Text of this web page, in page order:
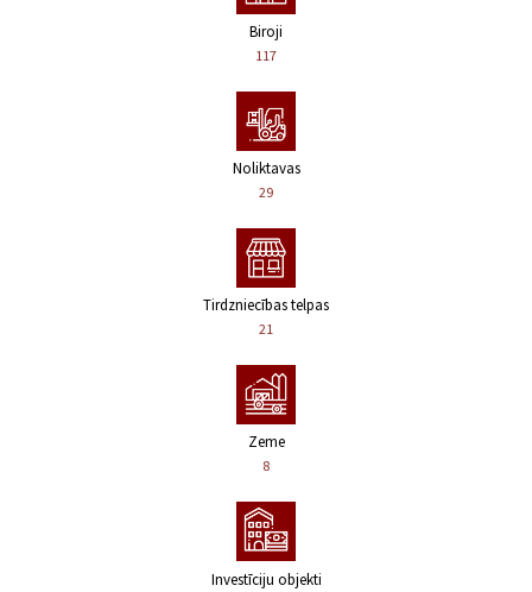
Biroji
117
Noliktavas
29
Tirdzniecības telpas
21
Zeme
8
Investīciju objekti